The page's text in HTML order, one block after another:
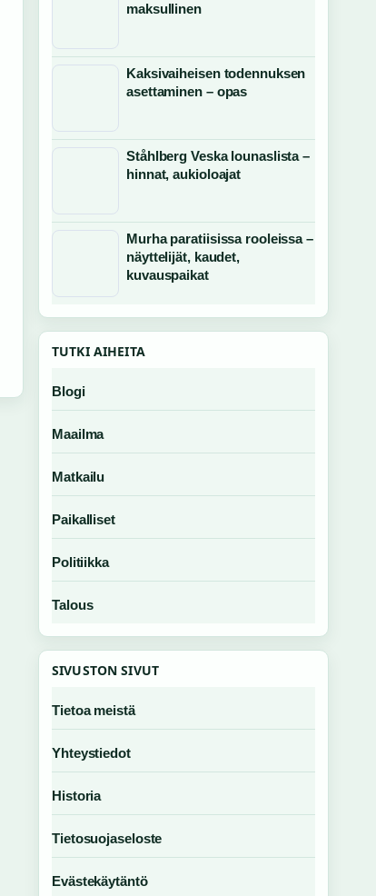
maksullinen
Kaksivaiheisen todennuksen
asettaminen – opas
Ståhlberg Veska lounaslista –
hinnat, aukioloajat
Murha paratiisissa rooleissa –
näyttelijät, kaudet,
kuvauspaikat
TUTKI AIHEITA
Blogi
Maailma
Matkailu
Paikalliset
Politiikka
Talous
SIVUSTON SIVUT
Tietoa meistä
Yhteystiedot
Historia
Tietosuojaseloste
Evästekäytäntö